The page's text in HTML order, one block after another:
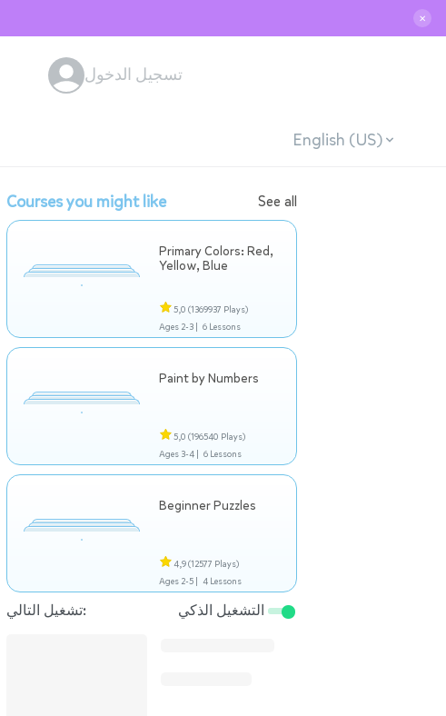
✕
تسجيل الدخول
English (US)
Courses you might like See all
Primary Colors: Red,
Yellow, Blue
5,0 (1369937 Plays)
Ages 2-3 | 6 Lessons
Paint by Numbers
5,0 (196540 Plays)
Ages 3-4 | 6 Lessons
Beginner Puzzles
4,9(12577 Plays)
Ages 2-5 | 4 Lessons
تشغيل التالي: